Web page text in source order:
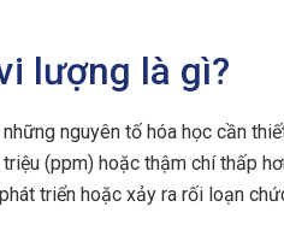
lượng là gì?
những nguyên tố hóa học cần
(ppm) hoặc thậm chí thấp
triển hoặc xảy ra rối loạn